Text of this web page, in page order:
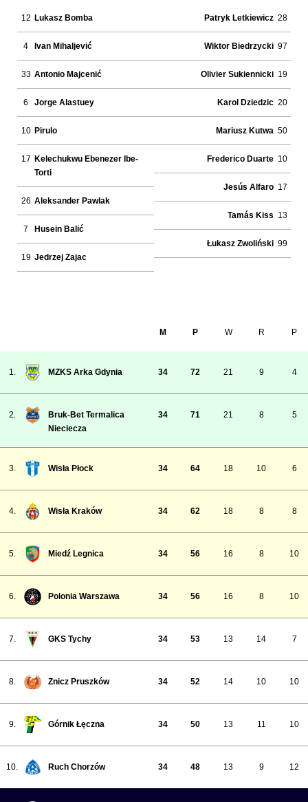
12 Lukasz Bomba
4 Ivan Mihaljević
33 Antonio Majcenić
6 Jorge Alastuey
10 Pirulo
17 Kelechukwu Ebenezer Ibe-
Torti
26 Aleksander Pawlak
7 Husein Balić
19 Jedrzej Zajac
Patryk Letkiewicz 28
Wiktor Biedrzycki 97
Olivier Sukiennicki 19
Karol Dziedzic 20
Mariusz Kutwa 50
Frederico Duarte 10
Jesús Alfaro 17
Tamás Kiss 13
Łukasz Zwoliński 99
M P W R P
1. MZKS Arka Gdynia 34 72 21 9 4
2.
Bruk-Bet Termalica
Nieciecza
34 71 21 8 5
3. Wisła Płock 34 64 18 10 6
4. Wisła Kraków 34 62 18 8 8
5. Miedź Legnica 34 56 16 8 10
6. Polonia Warszawa 34 56 16 8 10
7. GKS Tychy 34 53 13 14 7
8. Znicz Pruszków 34 52 14 10 10
9. Górnik Łęczna 34 50 13 11 10
10. Ruch Chorzów 34 48 13 9 12